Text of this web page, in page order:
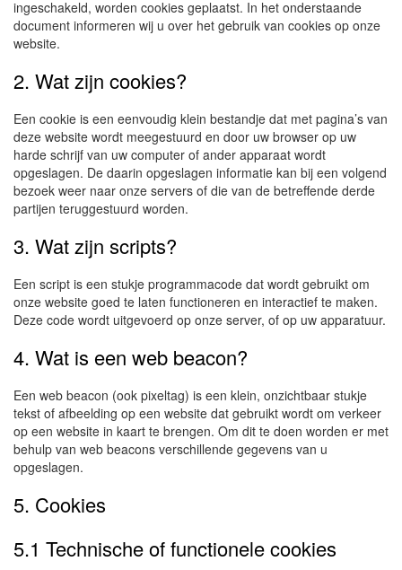
ingeschakeld, worden cookies geplaatst. In het onderstaande
document informeren wij u over het gebruik van cookies op onze
website.
2. Wat zijn cookies?
Een cookie is een eenvoudig klein bestandje dat met pagina’s van
deze website wordt meegestuurd en door uw browser op uw
harde schrijf van uw computer of ander apparaat wordt
opgeslagen. De daarin opgeslagen informatie kan bij een volgend
bezoek weer naar onze servers of die van de betreffende derde
partijen teruggestuurd worden.
3. Wat zijn scripts?
Een script is een stukje programmacode dat wordt gebruikt om
onze website goed te laten functioneren en interactief te maken.
Deze code wordt uitgevoerd op onze server, of op uw apparatuur.
4. Wat is een web beacon?
Een web beacon (ook pixeltag) is een klein, onzichtbaar stukje
tekst of afbeelding op een website dat gebruikt wordt om verkeer
op een website in kaart te brengen. Om dit te doen worden er met
behulp van web beacons verschillende gegevens van u
opgeslagen.
5. Cookies
5.1 Technische of functionele cookies